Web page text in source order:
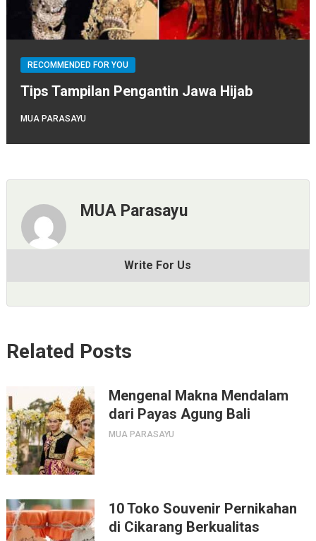
RECOMMENDED FOR YOU
Tips Tampilan Pengantin Jawa Hijab
MUA PARASAYU
MUA Parasayu
Write For Us
Related Posts
Mengenal Makna Mendalam
dari Payas Agung Bali
MUA PARASAYU
10 Toko Souvenir Pernikahan
di Cikarang Berkualitas